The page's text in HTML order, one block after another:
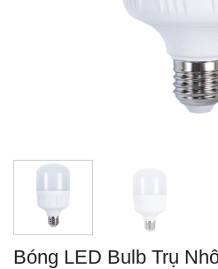
Bóng LED Bulb Trụ